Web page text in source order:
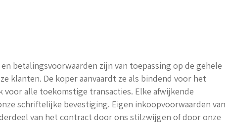
betalingsvoorwaarden zijn van toepassing op de gehele
klanten. De koper aanvaardt ze als bindend voor het
voor alle toekomstige transacties. Elke afwijkende
schriftelijke bevestiging. Eigen inkoopvoorwaarden van
van het contract door ons stilzwijgen of door onze